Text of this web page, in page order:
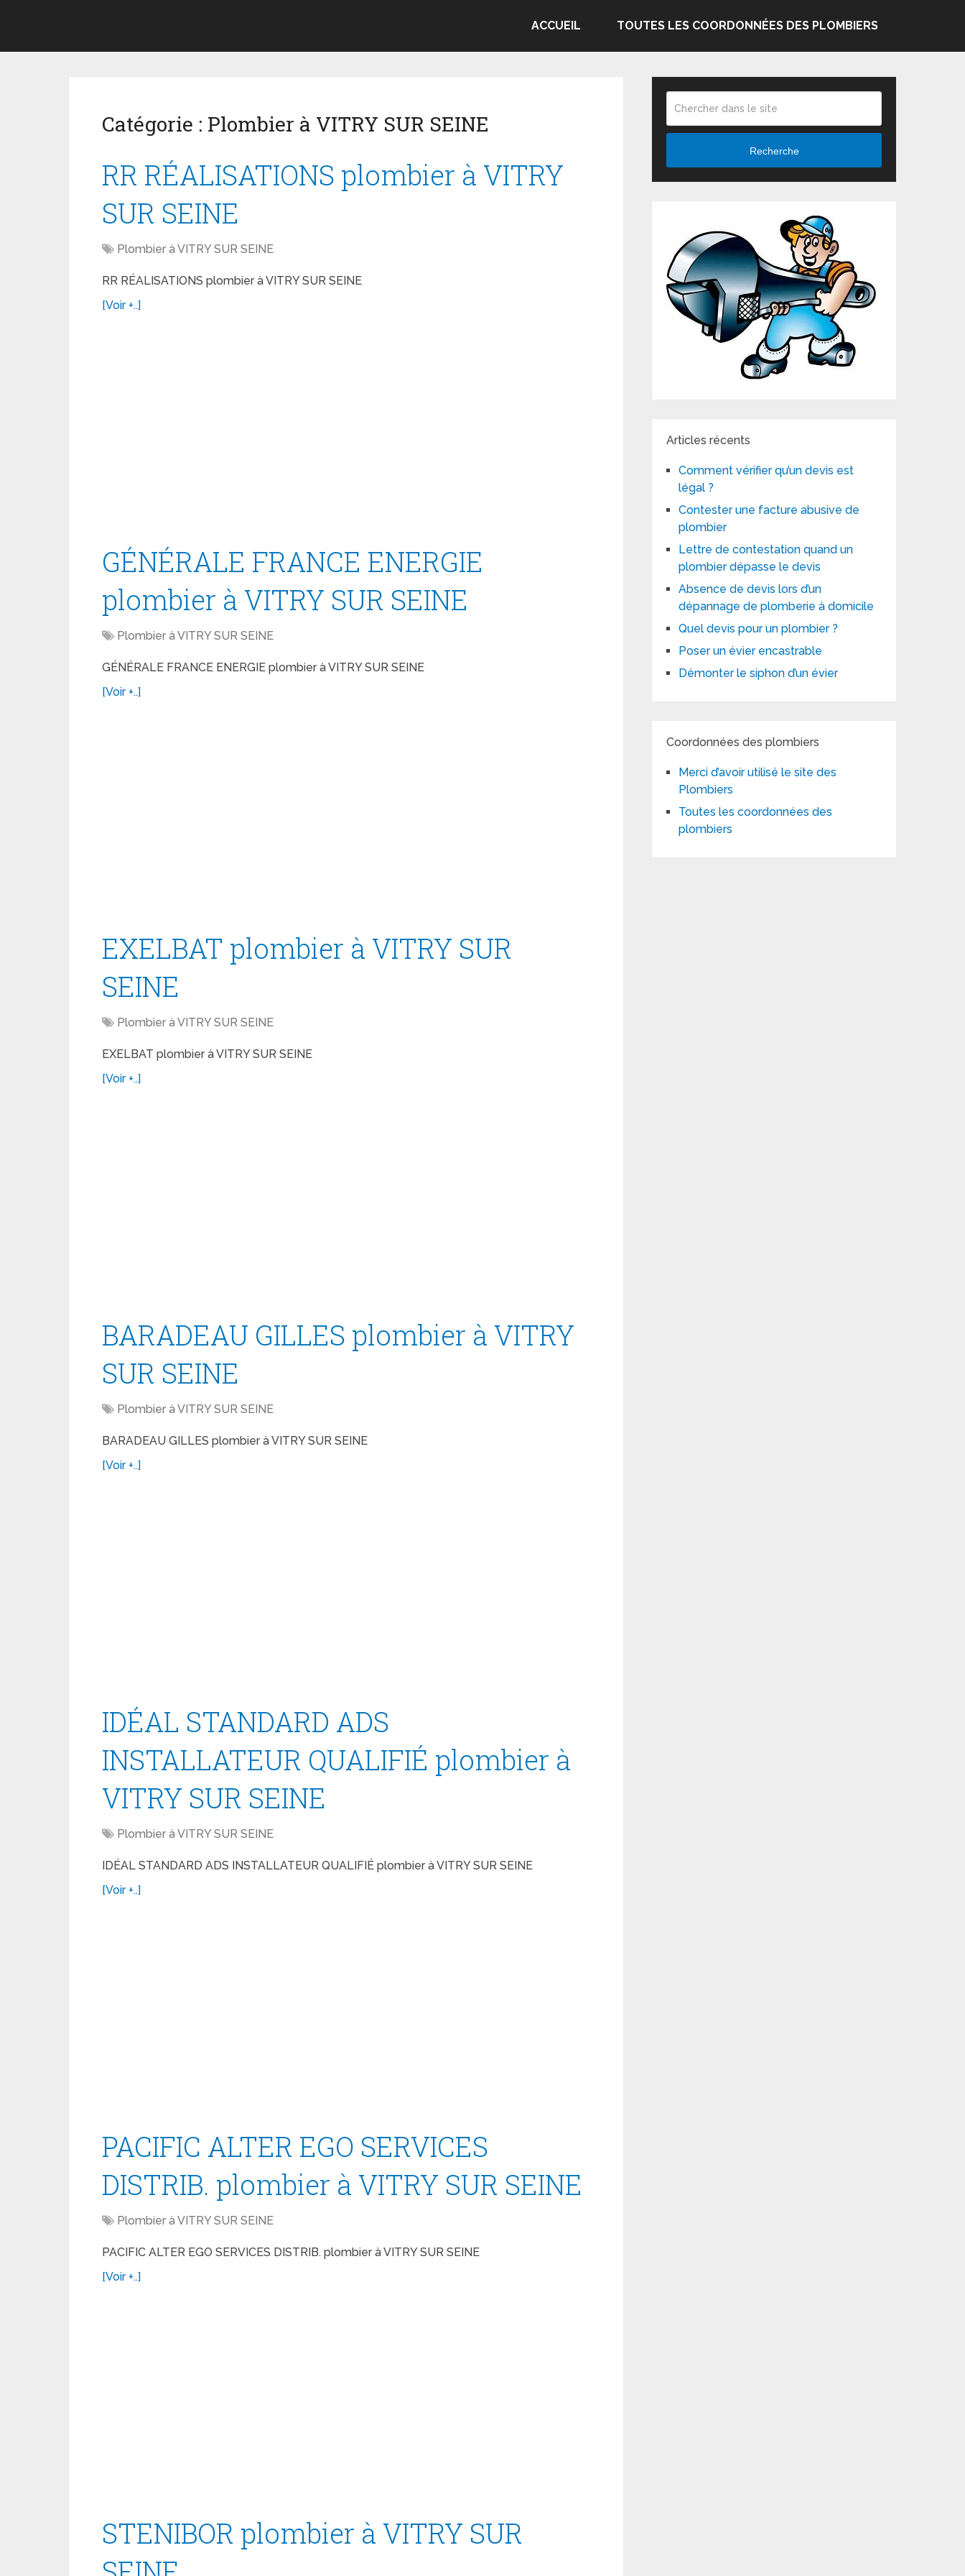
ACCUEIL TOUTES LES COORDONNÉES DES PLOMBIERS
Catégorie : Plombier à VITRY SUR SEINE
RR RÉALISATIONS plombier à VITRY
SUR SEINE
Plombier à VITRY SUR SEINE
RR RÉALISATIONS plombier à VITRY SUR SEINE
[Voir +..]
GÉNÉRALE FRANCE ENERGIE
plombier à VITRY SUR SEINE
Plombier à VITRY SUR SEINE
GÉNÉRALE FRANCE ENERGIE plombier à VITRY SUR SEINE
[Voir +..]
EXELBAT plombier à VITRY SUR
SEINE
Plombier à VITRY SUR SEINE
EXELBAT plombier à VITRY SUR SEINE
[Voir +..]
BARADEAU GILLES plombier à VITRY
SUR SEINE
Plombier à VITRY SUR SEINE
BARADEAU GILLES plombier à VITRY SUR SEINE
[Voir +..]
IDÉAL STANDARD ADS
INSTALLATEUR QUALIFIÉ plombier à
VITRY SUR SEINE
Plombier à VITRY SUR SEINE
IDÉAL STANDARD ADS INSTALLATEUR QUALIFIÉ plombier à VITRY SUR SEINE
[Voir +..]
PACIFIC ALTER EGO SERVICES
DISTRIB. plombier à VITRY SUR SEINE
Plombier à VITRY SUR SEINE
PACIFIC ALTER EGO SERVICES DISTRIB. plombier à VITRY SUR SEINE
[Voir +..]
STENIBOR plombier à VITRY SUR
Recherche
Articles récents
Comment vérifier qu’un devis est
légal ?
Contester une facture abusive de
plombier
Lettre de contestation quand un
plombier dépasse le devis
Absence de devis lors d’un
dépannage de plomberie à domicile
Quel devis pour un plombier ?
Poser un évier encastrable
Démonter le siphon d’un évier
Coordonnées des plombiers
Merci d’avoir utilisé le site des
Plombiers
Toutes les coordonnées des
plombiers